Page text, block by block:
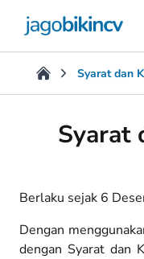
Syarat dan
Syarat
Berlaku sejak 6
Dengan
dengan Syarat dan